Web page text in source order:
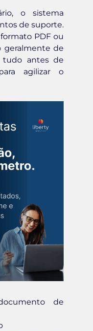
o sistema
de suporte.
PDF ou
geralmente de
tudo antes de
agilizar o
de